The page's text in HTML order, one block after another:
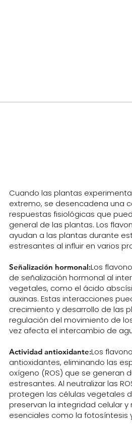
Cuando las plantas
extremo, se desencadena una
respuestas fisiológicas que
general de las plantas. Los
ayudan a las plantas durante
estresantes al influir en varios
Señalización hormonal:Los
de señalización hormonal al
vegetales, como el ácido
auxinas. Estas interacciones
crecimiento y desarrollo de las
regulación del movimiento de
vez afecta el intercambio de
Actividad antioxidante:Los
antioxidantes, eliminando las
oxígeno (ROS) que se generan
estresantes. Al neutralizar las
protegen las células vegetales
preservan la integridad celular
esenciales como la fotosíntesis